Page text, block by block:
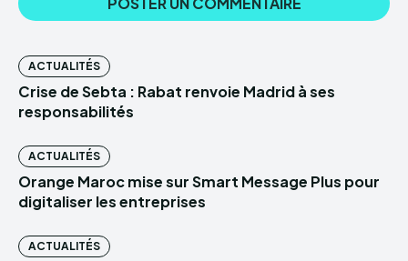
ACTUALITÉS
Crise de Sebta : Rabat renvoie Madrid à ses
responsabilités
ACTUALITÉS
Orange Maroc mise sur Smart Message Plus pour
digitaliser les entreprises
ACTUALITÉS